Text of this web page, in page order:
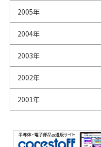
2005年
2004年
2003年
2002年
2001年